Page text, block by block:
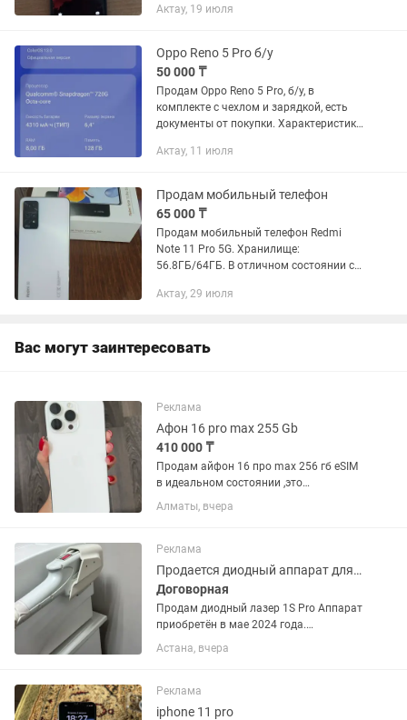
Актау, 19 июля
Oppo Reno 5 Pro б/у
50 000 ₸
Продам Oppo Reno 5 Pro, б/у, в
комплекте с чехлом и зарядкой, есть
документы от покупки. Характеристики
батарея, долго держит. Только
Актау, 11 июля
Продам мобильный телефон
65 000 ₸
Продам мобильный телефон Redmi
Note 11 Pro 5G. Хранилище:
56.8ГБ/64ГБ. В отличном состоянии с
комплекте заурядное устройство и
Актау, 29 июля
Вас могут заинтересовать
Реклама
Афон 16 pro max 255 Gb
410 000 ₸
Продам айфон 16 про max 256 гб eSIM
в идеальном состоянии ,это
окончательная цена !
Алматы, вчера
Реклама
Продается диодный аппарат для лазерной эпиляции
Договорная
Продам диодный лазер 1S Pro Аппарат
приобретён в мае 2024 года.
Использовался в работе около года,
после чего был убран в коробку и
Состояние: отличное, полностью...
Астана, вчера
Реклама
iphone 11 pro